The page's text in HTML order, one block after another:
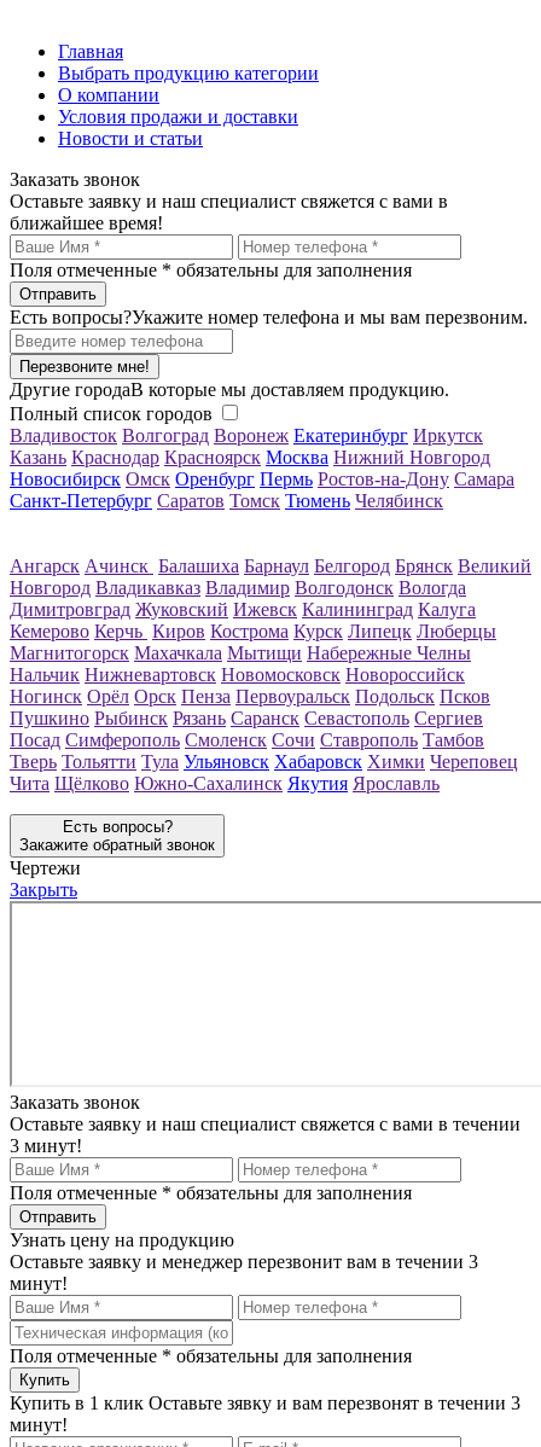
Главная
Выбрать продукцию категории
О компании
Условия продажи и доставки
Новости и статьи
Заказать звонок
Оставьте заявку и наш специалист свяжется с вами в
ближайшее время!
Поля отмеченные * обязательны для заполнения
Есть вопросы?Укажите номер телефона и мы вам перезвоним.
Перезвоните мне!
Другие городаВ которые мы доставляем продукцию.
Полный список городов
Владивосток Волгоград Воронеж Екатеринбург Иркутск
Казань Краснодар Красноярск Москва Нижний Новгород
Новосибирск Омск Оренбург Пермь Ростов-на-Дону Самара
Санкт-Петербург Саратов Томск Тюмень Челябинск
Ангарск Ачинск Балашиха Барнаул Белгород Брянск Великий
Новгород Владикавказ Владимир Волгодонск Вологда
Димитровград Жуковский Ижевск Калининград Калуга
Кемерово Керчь Киров Кострома Курск Липецк Люберцы
Магнитогорск Махачкала Мытищи Набережные Челны
Нальчик Нижневартовск Новомосковск Новороссийск
Ногинск Орёл Орск Пенза Первоуральск Подольск Псков
Пушкино Рыбинск Рязань Саранск Севастополь Сергиев
Посад Симферополь Смоленск Сочи Ставрополь Тамбов
Тверь Тольятти Тула Ульяновск Хабаровск Химки Череповец
Чита Щёлково Южно-Сахалинск Якутия Ярославль
Есть вопросы?
Закажите обратный звонок
Чертежи
Закрыть
Заказать звонок
Оставьте заявку и наш специалист свяжется с вами в течении
3 минут!
Поля отмеченные * обязательны для заполнения
Узнать цену на продукцию
Оставьте заявку и менеджер перезвонит вам в течении 3
минут!
Поля отмеченные * обязательны для заполнения
Купить в 1 клик Оставьте зявку и вам перезвонят в течении 3
минут!